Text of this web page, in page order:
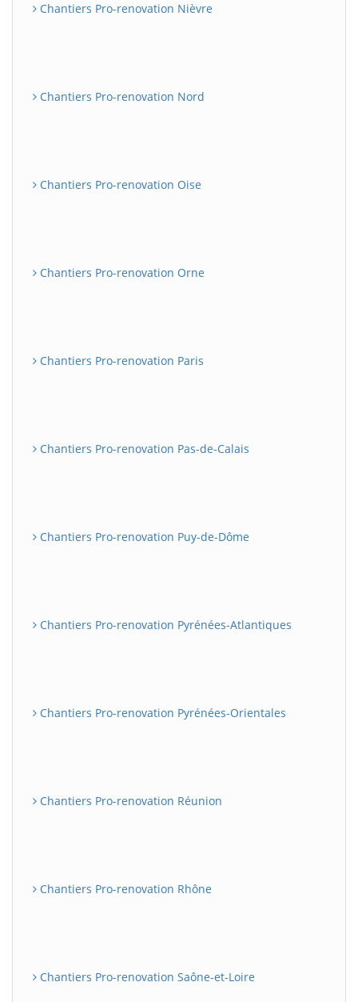
Chantiers Pro-renovation Nièvre
Chantiers Pro-renovation Nord
Chantiers Pro-renovation Oise
Chantiers Pro-renovation Orne
Chantiers Pro-renovation Paris
Chantiers Pro-renovation Pas-de-Calais
Chantiers Pro-renovation Puy-de-Dôme
Chantiers Pro-renovation Pyrénées-Atlantiques
Chantiers Pro-renovation Pyrénées-Orientales
Chantiers Pro-renovation Réunion
Chantiers Pro-renovation Rhône
Chantiers Pro-renovation Saône-et-Loire